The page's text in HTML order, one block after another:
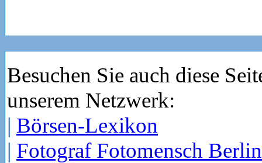
Besuchen Sie auch diese
unserem Netzwerk:
| Börsen-Lexikon
| Fotograf Fotomensch Berlin